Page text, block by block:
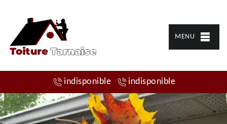
MENU
indisponible indisponible